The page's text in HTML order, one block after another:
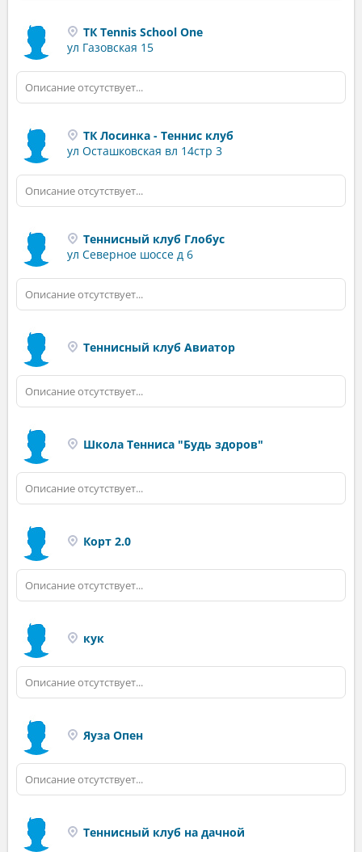
ТК Tennis School One
ул Газовская 15
Описание отсутствует...
ТК Лосинка - Теннис клуб
ул Осташковская вл 14стр 3
Описание отсутствует...
Теннисный клуб Глобус
ул Северное шоссе д 6
Описание отсутствует...
Теннисный клуб Авиатор
Описание отсутствует...
Школа Тенниса "Будь здоров"
Описание отсутствует...
Корт 2.0
Описание отсутствует...
кук
Описание отсутствует...
Яуза Опен
Описание отсутствует...
Теннисный клуб на дачной